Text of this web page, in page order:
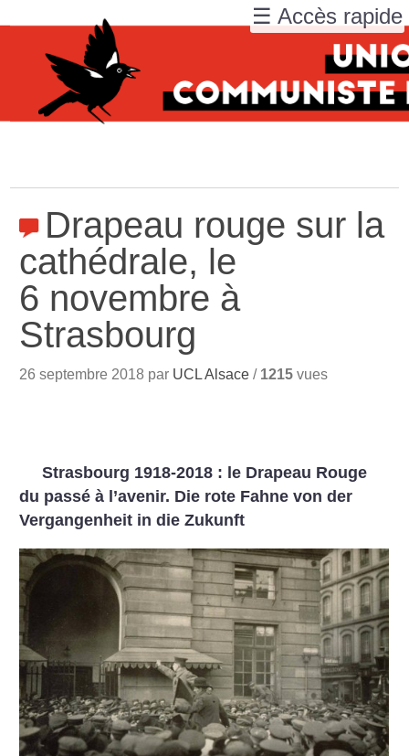
Drapeau rouge sur la
cathédrale, le
6 novembre à
Strasbourg
26 septembre 2018 par UCL Alsace / 1215 vues
Strasbourg 1918-2018 : le Drapeau Rouge
du passé à l’avenir. Die rote Fahne von der
Vergangenheit in die Zukunft
☰ Accès rapide